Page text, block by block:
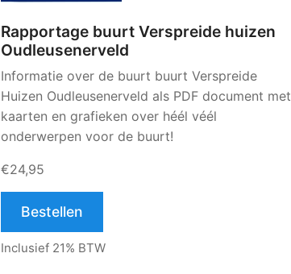
Rapportage buurt Verspreide huizen
Oudleusenerveld
Informatie over de buurt buurt Verspreide
Huizen Oudleusenerveld als PDF document met
kaarten en grafieken over héél véél
onderwerpen voor de buurt!
€24,95
Bestellen
Inclusief 21% BTW